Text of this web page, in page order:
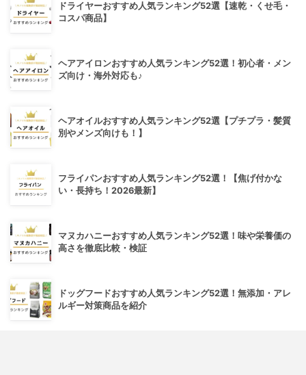
ドライヤーおすすめ人気ランキング52選【速乾・くせ毛・
コスパ商品】
ヘアアイロンおすすめ人気ランキング52選！初心者・メン
ズ向け・海外対応も♪
ヘアオイルおすすめ人気ランキング52選【プチプラ・髪質
別やメンズ向けも！】
フライパンおすすめ人気ランキング52選！【焦げ付かな
い・長持ち！2026最新】
マヌカハニーおすすめ人気ランキング52選！味や栄養価の
高さを徹底比較・検証
ドッグフードおすすめ人気ランキング52選！無添加・アレ
ルギー対策商品を紹介